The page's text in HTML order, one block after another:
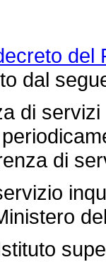
del
dal
di servizi
di